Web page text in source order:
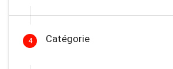
4 Catégorie